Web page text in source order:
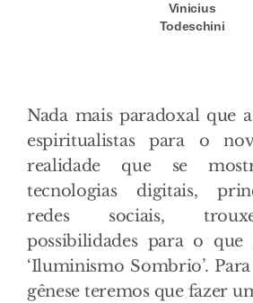
Vinicius
Todeschini
Nada mais paradoxal que
espiritualistas para o
realidade que se
tecnologias digitais,
redes sociais,
possibilidades para o
‘Iluminismo Sombrio’.
gênese teremos que fazer